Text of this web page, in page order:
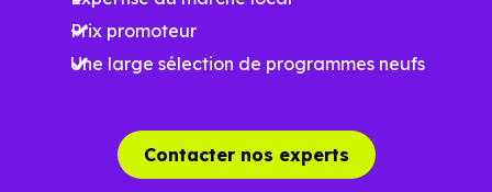
RE2025 et RE2031
améliorées
environnemental
réduit
Prix promoteur
Une large sélection de programmes neufs
Contacter nos experts